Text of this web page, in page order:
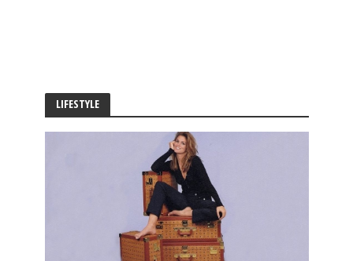
LIFESTYLE